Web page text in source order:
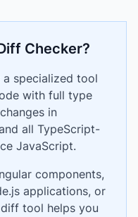
Checker?
specialized tool
with full type
in
all TypeScript-
JavaScript.
components,
applications, or
tool helps you